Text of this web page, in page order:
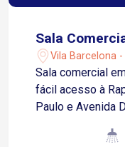
Sala
Vila Barcelona
Sala comercial
fácil acesso à
Paulo e Avenida Dom
possui